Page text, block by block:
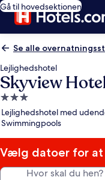
Gå til hovedsektionen
Se alle
Lejlighedshotel
Skyview
3.0-
stjernet
overnatningssted
Lejlighedshotel med
Swimmingpools
Vælg datoer for at
Hvor skal du hen?